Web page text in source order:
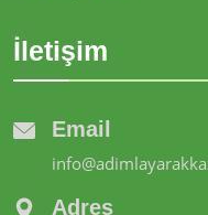
İletişim
Email
Adres